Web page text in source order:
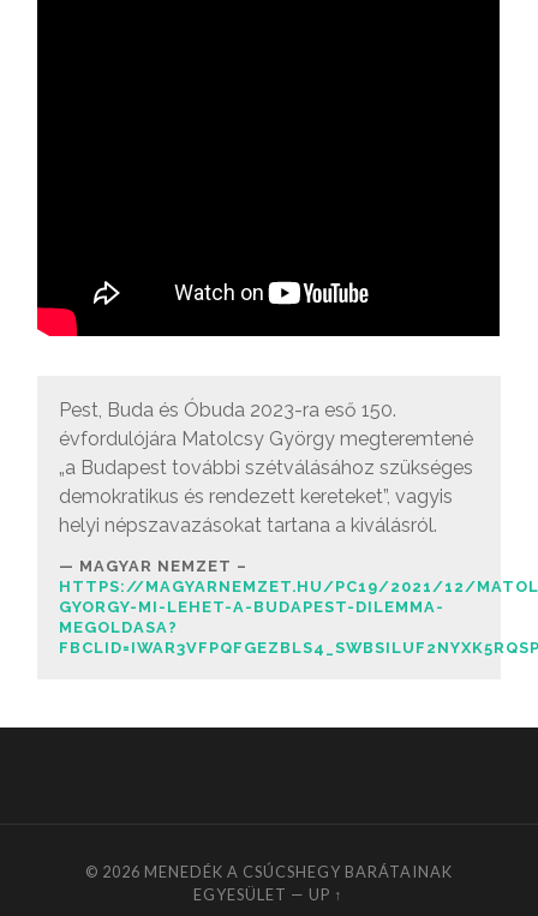
Pest, Buda és Óbuda 2023-ra eső 150.
évfordulójára Matolcsy György megteremtené
„a Budapest további szétválásához szükséges
demokratikus és rendezett kereteket”, vagyis
helyi népszavazásokat tartana a kiválásról.
MAGYAR NEMZET –
HTTPS://MAGYARNEMZET.HU/PC19/2021/12/
GYORGY-MI-LEHET-A-BUDAPEST-DILEMMA-
MEGOLDASA?
© 2026 MENEDÉK A CSÚCSHEGY BARÁTAINAK
EGYESÜLET — UP ↑